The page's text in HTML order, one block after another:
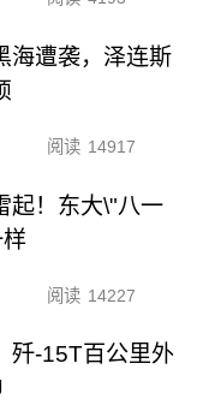
海遭袭，泽连斯
阅读 14917
起！东大\"八一
阅读 14227
歼-15T百公里外